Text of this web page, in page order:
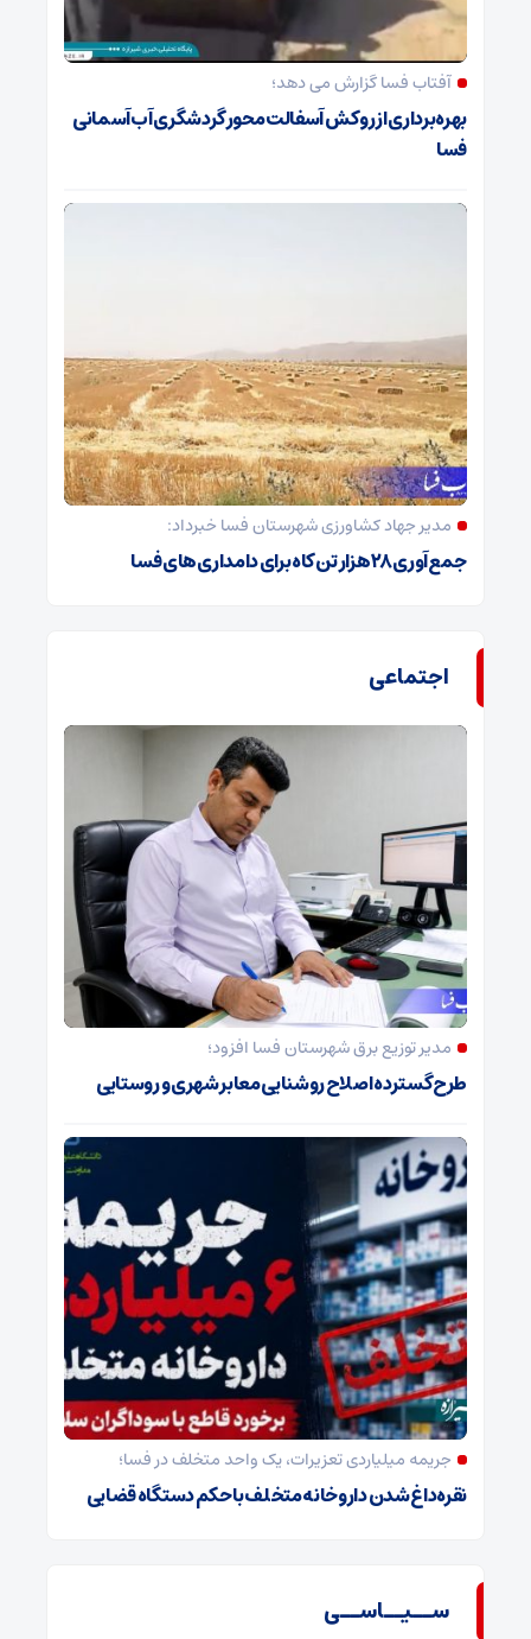
آفتاب فسا گزارش می دهد؛
بهره‌برداری از روکش آسفالت محور گردشگری آب‌آسمانی
فسا
مدیر جهاد کشاورزی شهرستان فسا خبرداد:
جمع‌آوری ۲۸ هزار تن کاه برای دامداری‌های فسا
اجتماعی
مدیر توزیع برق شهرستان فسا افزود؛
طرح گسترده اصلاح روشنایی معابر شهری و روستایی
جریمه میلیاردی تعزیرات، یک واحد متخلف در فسا؛
نقره‌داغ شدن داروخانه متخلف با حکم دستگاه قضایی
ســیــاســی